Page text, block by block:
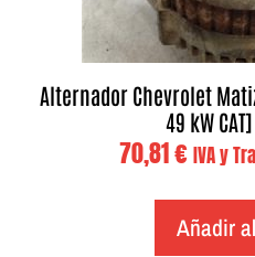
Alternador Chevrolet
49 kW
70,81€ IVA y
Añadir